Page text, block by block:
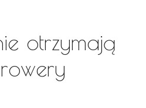
otrzymają